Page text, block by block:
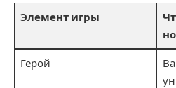
Элемент игры
Герой